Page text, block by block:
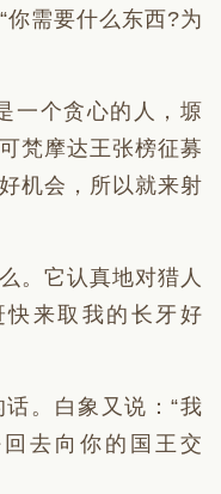
你需要什么东西?为
一个贪心的人，塬
梵摩达王张榜征募
机会，所以就来射
。它认真地对猎人
来取我的长牙好
。白象又说：“我
去向你的国王交